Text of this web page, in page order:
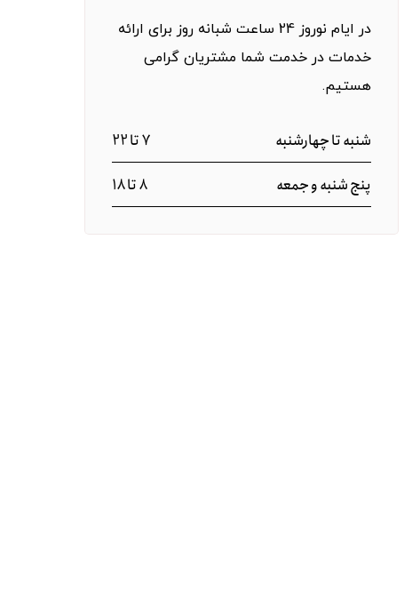
در ایام نوروز 24 ساعت شبانه روز برای ارائه
خدمات در خدمت شما مشتریان گرامی
هستیم.
شنبه تا چهارشنبه 7 تا 22
پنج شنبه و جمعه 8 تا 18